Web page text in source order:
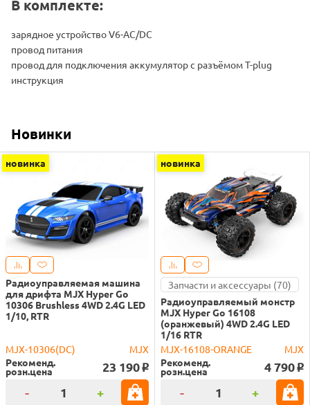
В комплекте:
зарядное устройство V6-AC/DC
провод питания
провод для подключения аккумулятор с разъёмом T-plug
инструкция
Новинки
новинка
Радиоуправляемая машина
для дрифта MJX Hyper Go
10306 Brushless 4WD 2.4G LED
1/10, RTR
MJX-10306(DC)
MJX
Рекоменд.
розн.цена 23 190 o
- +
новинка
Запчасти и аксессуары (70)
Радиоуправляемый монстр
MJX Hyper Go 16108
(оранжевый) 4WD 2.4G LED
1/16 RTR
MJX-16108-ORANGE
MJX
Рекоменд.
розн.цена 4 790 o
- +